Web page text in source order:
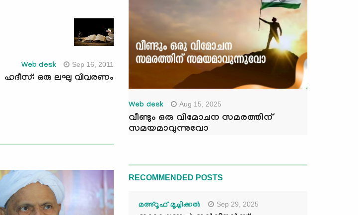
Web desk Sep 16, 2011
ഹദീസ്: ഒരു ലഘു വിവരണം
Web desk Aug 15, 2025
വീണ്ടും ഒരു വിമോചന സമരത്തിന്
സമയമാവുന്നുവോ
RECOMMENDED POSTS
മഅ്റൂഫ് മൂച്ചിക്കല്‍ Sep 29, 2025